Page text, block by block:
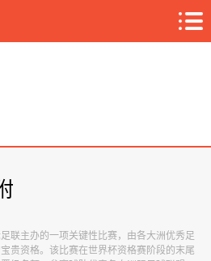
联主办的一项关键性比赛，由各大洲优秀足
贵资格。该比赛在世界杯资格赛阶段的末尾